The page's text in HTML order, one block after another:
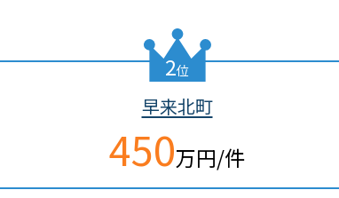
2位
早来北町
450万円/件